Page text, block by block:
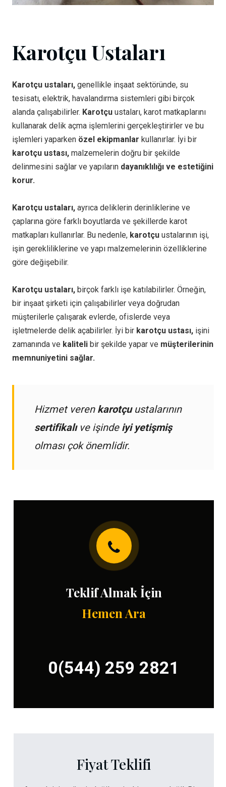
Karotçu Ustaları
Karotçu ustaları, genellikle inşaat sektöründe, su
tesisatı, elektrik, havalandırma sistemleri gibi birçok
alanda çalışabilirler. Karotçu ustaları, karot matkaplarını
kullanarak delik açma işlemlerini gerçekleştirirler ve bu
işlemleri yaparken özel ekipmanlar kullanırlar. İyi bir
karotçu ustası, malzemelerin doğru bir şekilde
delinmesini sağlar ve yapıların dayanıklılığı ve estetiğini
korur.
Karotçu ustaları, ayrıca deliklerin derinliklerine ve
çaplarına göre farklı boyutlarda ve şekillerde karot
matkapları kullanırlar. Bu nedenle, karotçu ustalarının işi,
işin gerekliliklerine ve yapı malzemelerinin özelliklerine
göre değişebilir.
Karotçu ustaları, birçok farklı işe katılabilirler. Örneğin,
bir inşaat şirketi için çalışabilirler veya doğrudan
müşterilerle çalışarak evlerde, ofislerde veya
işletmelerde delik açabilirler. İyi bir karotçu ustası, işini
zamanında ve kaliteli bir şekilde yapar ve müşterilerinin
memnuniyetini sağlar.
Hizmet veren karotçuustalarının
sertifikalıve işinde iyi yetişmiş
olması çok önemlidir.
Teklif Almak İçin
Hemen Ara
0(544) 259 2821
Fiyat Teklifi